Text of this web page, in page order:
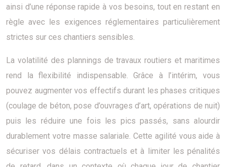
ainsi d’une réponse rapide à vos besoins, tout en restant en
règle avec les exigences réglementaires particulièrement
strictes sur ces chantiers sensibles.
La volatilité des plannings de travaux routiers et maritimes
rend la flexibilité indispensable. Grâce à l’intérim, vous
pouvez augmenter vos effectifs durant les phases critiques
(coulage de béton, pose d’ouvrages d’art, opérations de nuit)
puis les réduire une fois les pics passés, sans alourdir
durablement votre masse salariale. Cette agilité vous aide à
sécuriser vos délais contractuels et à limiter les pénalités